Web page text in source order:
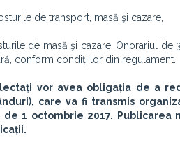
de transport, masă şi cazare,
de masă şi cazare. Onorariul de
conform condițiilor din regulament.
vor avea obligația de a
care va fi transmis
1 octombrie 2017.